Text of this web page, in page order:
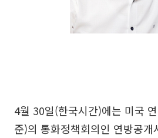
4월 30일(한국시간)에는 미국
준)의 통화정책회의인 연방공